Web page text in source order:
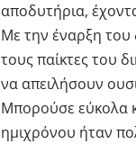
αποδυτήρια,
Με την έναρξη του
τους παίκτες του
να απειλήσουν
Μπορούσε εύκολα
ημιχρόνου ήταν